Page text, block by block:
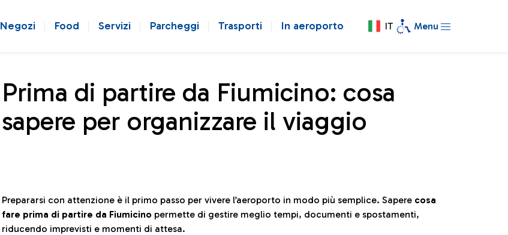
Negozi Food Servizi Parcheggi Trasporti In aeroporto IT Menu
Prima di partire da Fiumicino: cosa
sapere per organizzare il viaggio
Prepararsi con attenzione è il primo passo per vivere l’aeroporto in modo più semplice. Sapere cosa
fare prima di partire da Fiumicino permette di gestire meglio tempi, documenti e spostamenti,
riducendo imprevisti e momenti di attesa.